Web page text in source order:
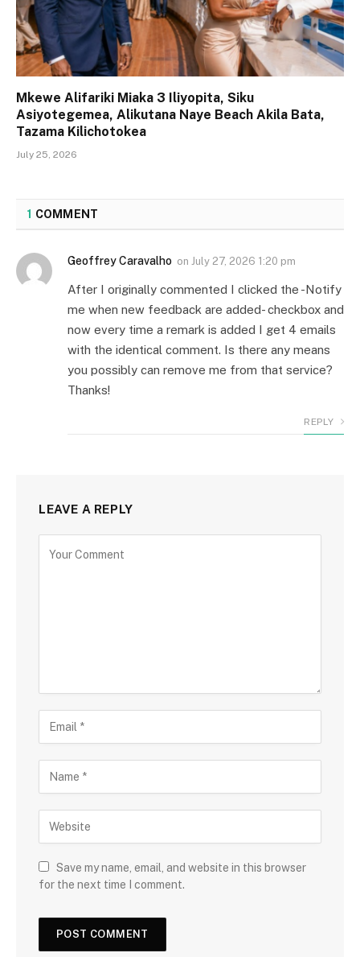
Mkewe Alifariki Miaka 3 Iliyopita, Siku
Asiyotegemea, Alikutana Naye Beach Akila Bata,
Tazama Kilichotokea
July 25, 2026
1 COMMENT
Geoffrey Caravalho on July 27, 2026 1:20 pm
After I originally commented I clicked the -Notify
me when new feedback are added- checkbox and
now every time a remark is added I get 4 emails
with the identical comment. Is there any means
you possibly can remove me from that service?
Thanks!
REPLY
LEAVE A REPLY
Save my name, email, and website in this browser
for the next time I comment.